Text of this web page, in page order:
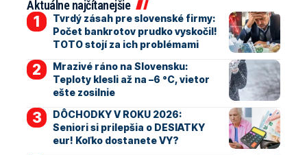
Aktuálne najčítanejšie
Tvrdý zásah pre slovenské firmy:
Počet bankrotov prudko vyskočil!
TOTO stojí za ich problémami
Mrazivé ráno na Slovensku:
Teploty klesli až na –6 °C, vietor
ešte zosilnie
DÔCHODKY V ROKU 2026:
Seniori si prilepšia o DESIATKY
eur! Koľko dostanete VY?